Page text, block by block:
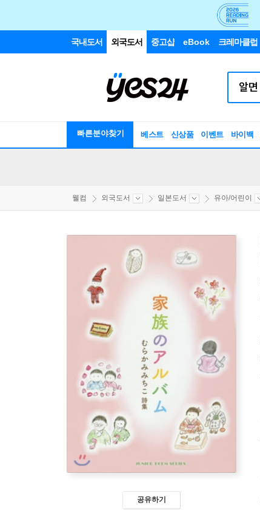
국내도서 외국도서 중고샵 eBook 크레마클럽
빠른분야찾기 베스트 신상품 이벤트 바이백
웰컴 외국도서 일본도서 유아/어린이
공유하기